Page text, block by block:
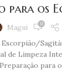
para os
Magui 0
Escorpião/
de Limpeza
para